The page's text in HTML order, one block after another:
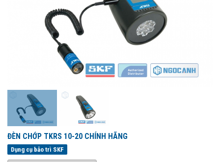
ĐÈN CHỚP TKRS 10-20 CHÍNH HÃNG
Dụng cụ bảo trì SKF